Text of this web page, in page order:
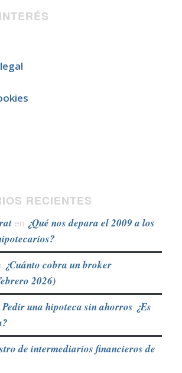
RECIENTES
en ¿Qué nos depara el 2009 a los
¿Cuánto cobra un broker
2026)
Pedir una hipoteca sin ahorros ¿Es
de intermediarios financieros de